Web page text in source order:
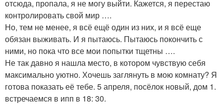
отсюда, пропала, я не могу выйти. Кажется, я перестаю
контролировать свой мир ….
Но, тем не менее, я всё ещё один из них, и я всё еще
обязан выживать. И я пытаюсь. Пытаюсь покончить с
ними, но пока что все мои попытки тщетны ….
Не так давно я нашла место, в котором чувствую себя
максимально уютно. Хочешь заглянуть в мою комнату? Я
готова показать её тебе. 5 апреля, посёлок новый, дом 1.
встречаемся в ипп в 18: 30.